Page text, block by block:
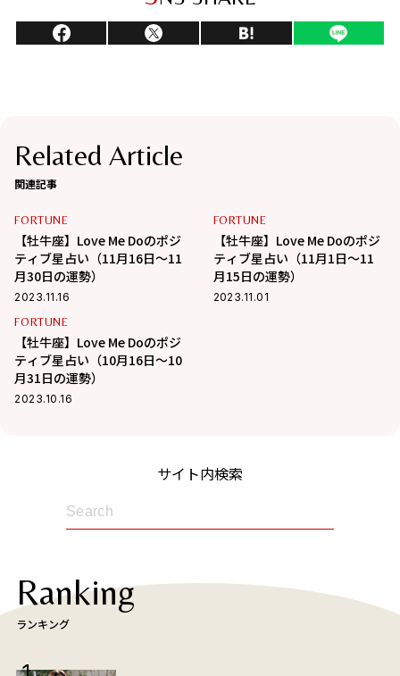
Related Article
関連記事
FORTUNE
【牡牛座】Love Me Doのポジ
ティブ星占い（11月16日～11
月30日の運勢）
2023.11.16
FORTUNE
【牡牛座】Love Me Doのポジ
ティブ星占い（11月1日～11
月15日の運勢）
2023.11.01
FORTUNE
【牡牛座】Love Me Doのポジ
ティブ星占い（10月16日～10
月31日の運勢）
2023.10.16
サイト内検索
Ranking
ランキング